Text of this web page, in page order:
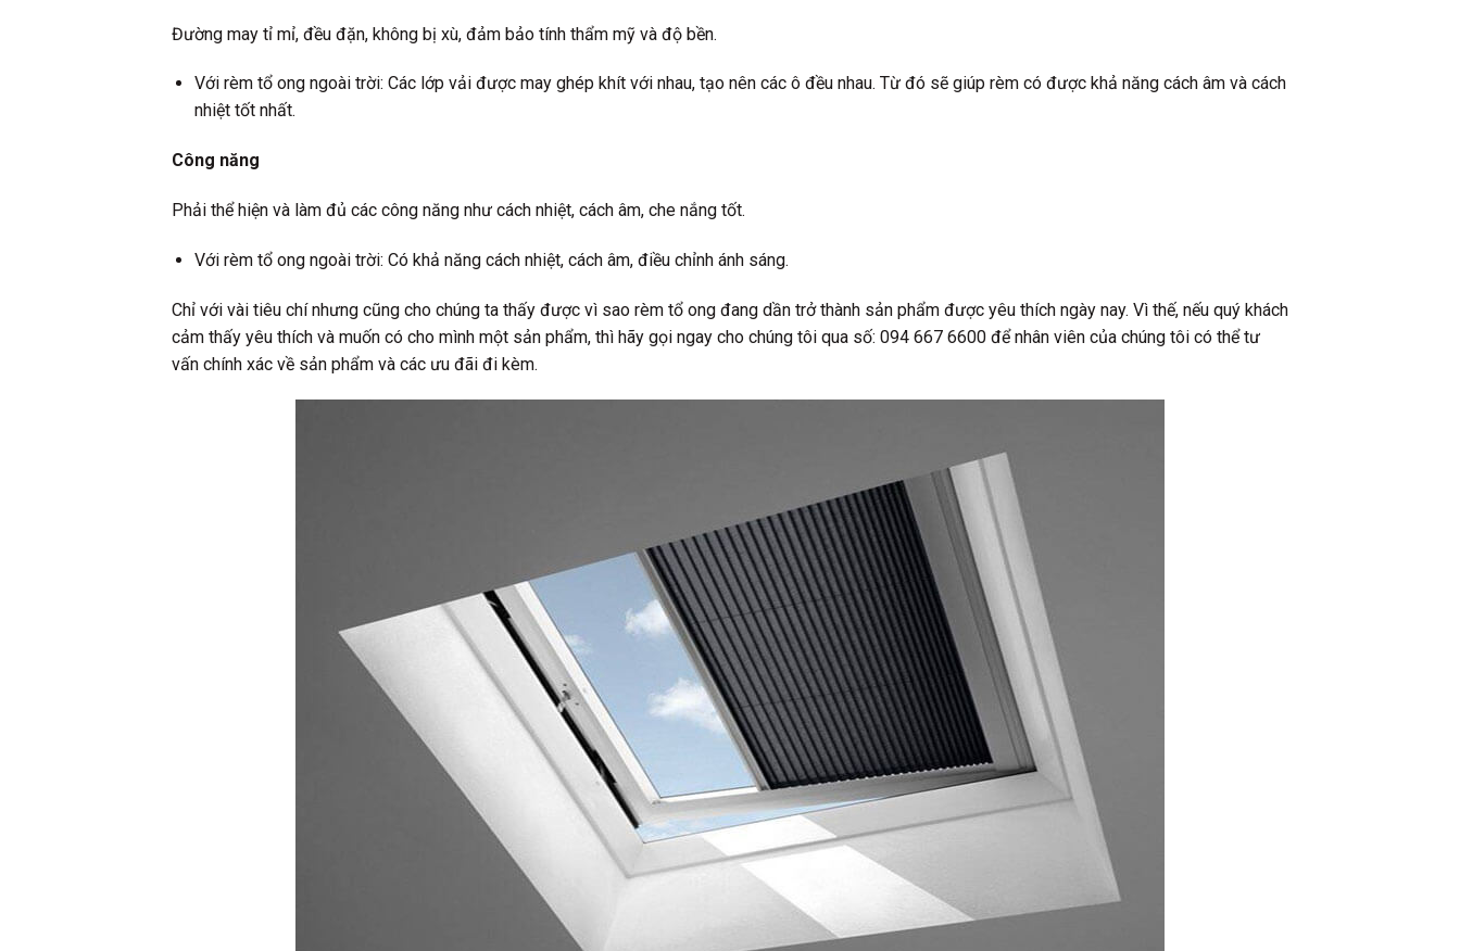
Đường may tỉ mỉ, đều đặn, không bị xù, đảm bảo tính thẩm mỹ và độ bền.
Với rèm tổ ong ngoài trời: Các lớp vải được may ghép khít với nhau, tạo nên các ô đều nhau. Từ đó sẽ giúp rèm có được khả năng cách âm và cách
nhiệt tốt nhất.
Công năng
Phải thể hiện và làm đủ các công năng như cách nhiệt, cách âm, che nắng tốt.
Với rèm tổ ong ngoài trời: Có khả năng cách nhiệt, cách âm, điều chỉnh ánh sáng.
Chỉ với vài tiêu chí nhưng cũng cho chúng ta thấy được vì sao rèm tổ ong đang dần trở thành sản phẩm được yêu thích ngày nay. Vì thế, nếu quý khách
cảm thấy yêu thích và muốn có cho mình một sản phẩm, thì hãy gọi ngay cho chúng tôi qua số: 094 667 6600 để nhân viên của chúng tôi có thể tư
vấn chính xác về sản phẩm và các ưu đãi đi kèm.